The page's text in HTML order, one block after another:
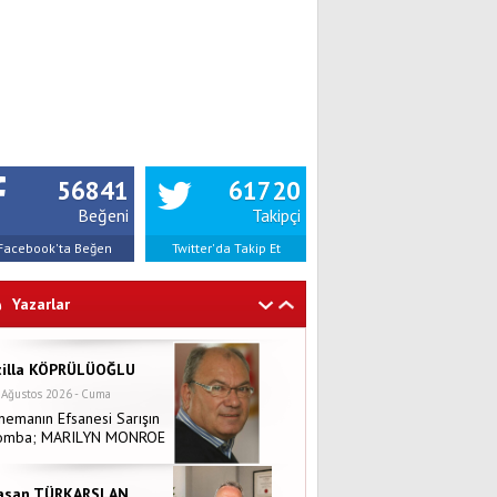
56841
Beğeni
Beğen
61720
Takipçi
Twitter'da Takip Et
Yazarlar
KÖPRÜLÜOĞLU
2026 - Cuma
Efsanesi Sarışın
MARILYN MONROE